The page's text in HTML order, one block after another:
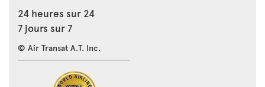
24 heures sur 24
7 jours sur 7
© Air Transat A.T. Inc.